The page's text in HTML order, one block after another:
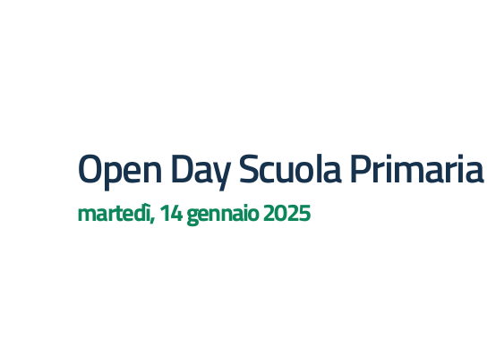
Open Day Scuola Primaria
martedì, 14 gennaio 2025